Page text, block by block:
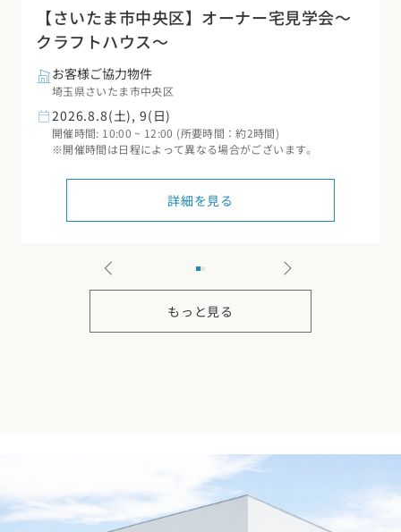
【さいたま市中央区】オーナー宅見学会～
クラフトハウス～
お客様ご協力物件
埼玉県さいたま市中央区
2026.8.8(土), 9(日)
開催時間: 10:00 ~ 12:00 (所要時間：約2時間)
※開催時間は日程によって異なる場合がございます。
詳細を見る
もっと見る
選択中のエリア：全国
位置情報を元に
現在地から探す
北海道・東北エリア
千葉県 (7)茨城県 (3)
甲信越・北陸エリア